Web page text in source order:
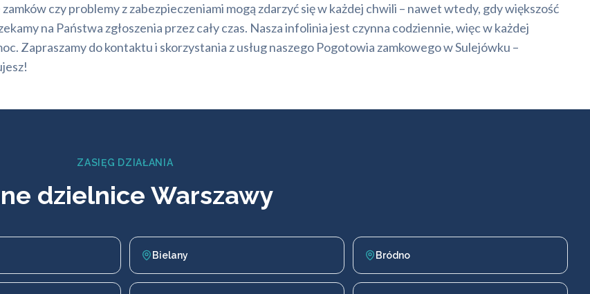
czy problemy z zabezpieczeniami mogą zdarzyć się w każdej chwili – nawet wtedy, gdy większość
na Państwa zgłoszenia przez cały czas. Nasza infolinia jest czynna codziennie, więc w każdej
Zapraszamy do kontaktu i skorzystania z usług naszego Pogotowia zamkowego w Sulejówku –
ZASIĘG DZIAŁANIA
dzielnice Warszawy
Bielany Bródno